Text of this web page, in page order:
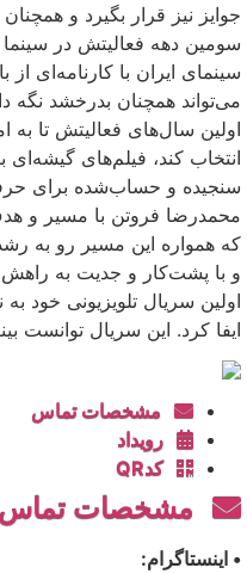
جوایز نیز قرار بگیرد و
سومین دهه فعالیتش در
سینمای ایران با کارنامه‌ای
می‌تواند همچنان بدرخشد نگه
اولین سال‌های فعالیتش تا
انتخاب کند، فیلم‌های گیشه‌ای
سنجیده و حساب‌شده برای
محمدرضا فروتن با مسیر و
که همواره این مسیر رو به
اولین سریال تلویزیونی خود
ایفا کرد. این سریال توانست
مشخصات تماس
رویداد
کدQR
مشخصات تماس
• اینستاگرام: